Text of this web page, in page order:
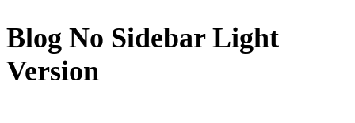
Blog No Sidebar Light
Version